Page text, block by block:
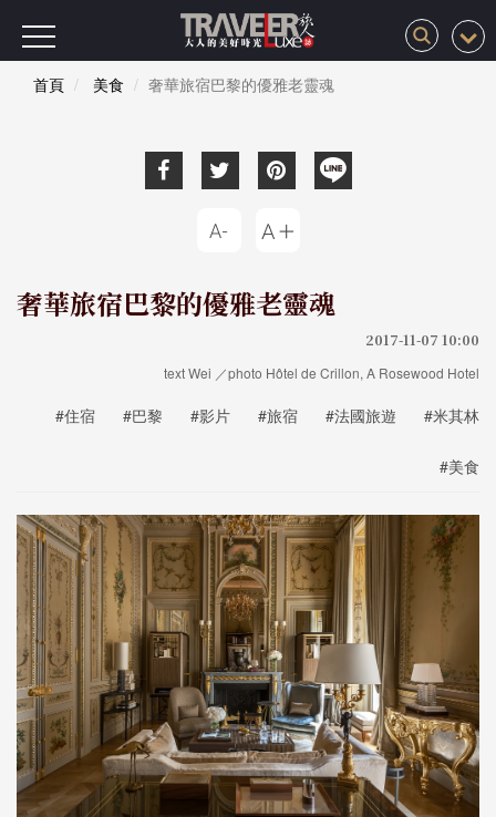
首頁 美食 奢華旅宿巴黎的優雅老靈魂
奢華旅宿巴黎的優雅老靈魂
2017-11-07 10:00
text Wei ／photo Hôtel de Crillon, A Rosewood Hotel
#住宿 #巴黎 #影片 #旅宿 #法國旅遊 #米其林
#美食